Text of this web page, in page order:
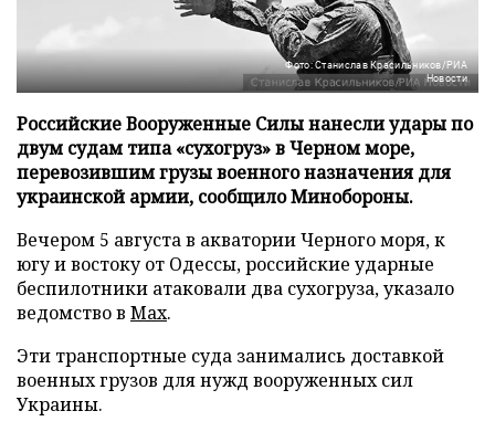
Фото: Станислав Красильников/РИА
Новости
Российские Вооруженные Силы нанесли удары по
двум судам типа «сухогруз» в Черном море,
перевозившим грузы военного назначения для
украинской армии, сообщило Минобороны.
Вечером 5 августа в акватории Черного моря, к
югу и востоку от Одессы, российские ударные
беспилотники атаковали два сухогруза, указало
ведомство в Max.
Эти транспортные суда занимались доставкой
военных грузов для нужд вооруженных сил
Украины.